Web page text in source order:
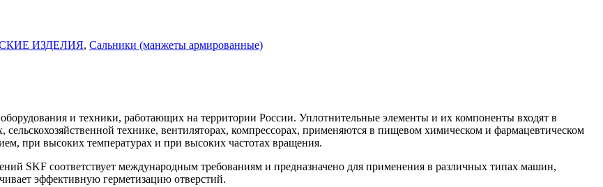
ИЗДЕЛИЯ, Сальники (манжеты армированные)
и техники, работающих на территории России. Уплотнительные элементы и их компоненты входят в
технике, вентиляторах, компрессорах, применяются в пищевом химическом и фармацевтическом
при высоких температурах и при высоких частотах вращения.
SKF соответствует международным требованиям и предназначено для применения в различных типах машин,
эффективную герметизацию отверстий.